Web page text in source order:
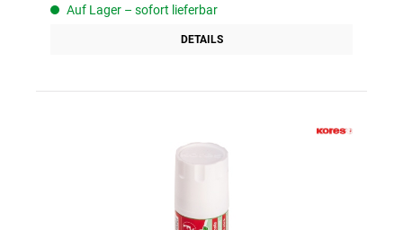
Auf Lager – sofort lieferbar
DETAILS